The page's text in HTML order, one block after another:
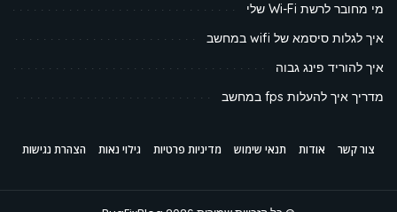
מי מחובר לרשת Wi-Fi שלי
איך לגלות סיסמא של wifi במחשב
איך להוריד פינג גבוה
מדריך איך להעלות fps במחשב
צור קשר אודות תנאי שימוש מדיניות פרטיות גילוי נאות הצהרת נגישות